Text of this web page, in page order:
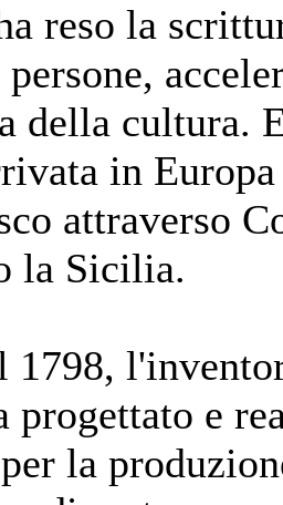
reso la
della cultura.
in
attraverso
la Sicilia.
1798,
progettato e
la